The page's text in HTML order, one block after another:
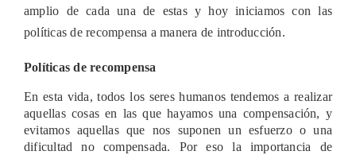
amplio de cada una de estas y hoy iniciamos con las
políticas de recompensa a manera de introducción.
Políticas de recompensa
En esta vida, todos los seres humanos tendemos a realizar
aquellas cosas en las que hayamos una compensación, y
evitamos aquellas que nos suponen un esfuerzo o una
dificultad no compensada. Por eso la importancia de